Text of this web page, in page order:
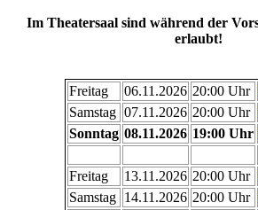
Im Theatersaal sind während der
erlaubt!
Freitag 06.11.2026 20:00 Uhr
Samstag 07.11.2026 20:00 Uhr
Sonntag 08.11.2026 19:00 Uhr
Freitag 13.11.2026 20:00 Uhr
Samstag 14.11.2026 20:00 Uhr